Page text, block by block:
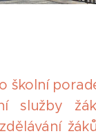
školní
služby